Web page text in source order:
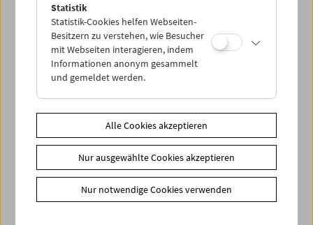
PROGRAMM ÜBERBLICK
Statistik
Statistik-Cookies helfen Webseiten-
Besitzern zu verstehen, wie Besucher
mit Webseiten interagieren, indem
Informationen anonym gesammelt
und gemeldet werden.
Alle Cookies akzeptieren
Nur ausgewählte Cookies akzeptieren
Nur notwendige Cookies verwenden